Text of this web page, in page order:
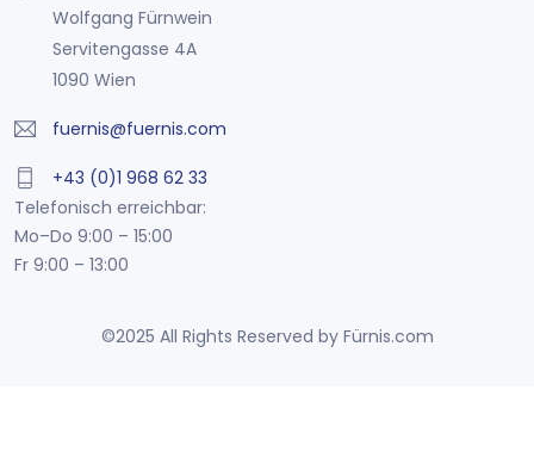
Wolfgang Fürnwein
Servitengasse 4A
1090 Wien
fuernis@fuernis.com
+43 (0)1 968 62 33
Telefonisch erreichbar:
Mo–Do 9:00 – 15:00
Fr 9:00 – 13:00
©2025 All Rights Reserved by Fürnis.com